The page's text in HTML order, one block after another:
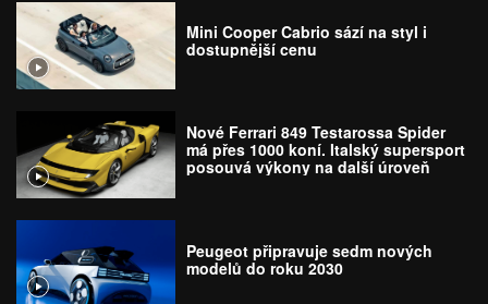
Mini Cooper Cabrio sází na styl i
dostupnější cenu
Nové Ferrari 849 Testarossa Spider
má přes 1000 koní. Italský supersport
posouvá výkony na další úroveň
Peugeot připravuje sedm nových
modelů do roku 2030